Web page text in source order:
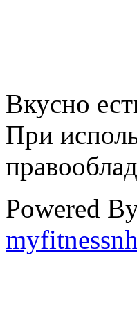
Вкусно
При
Powered